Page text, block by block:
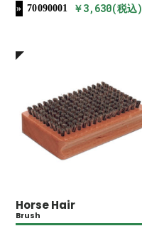
70090001
￥3,630(税込)
Horse Hair
Brush